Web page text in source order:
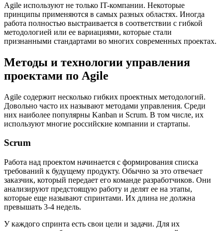
Agile используют не только IT-компании. Некоторые
принципы применяются в самых разных областях. Иногда
работа полностью выстраивается в соответствии с гибкой
методологией или ее вариациями, которые стали
признанными стандартами во многих современных проектах.
Методы и технологии управления
проектами по Agile
Agile содержит несколько гибких проектных методологий.
Довольно часто их называют методами управления. Среди
них наиболее популярны Kanban и Scrum. В том числе, их
используют многие российские компании и стартапы.
Scrum
Работа над проектом начинается с формирования списка
требований к будущему продукту. Обычно за это отвечает
заказчик, который передает его команде разработчиков. Они
анализируют предстоящую работу и делят ее на этапы,
которые еще называют спринтами. Их длина не должна
превышать 3-4 недель.
У каждого спринта есть свои цели и задачи. Для их